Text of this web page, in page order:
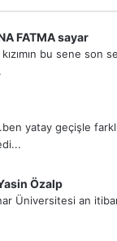
FATMA sayar
bu sene son
yatay geçişle
Özalp
Üniversitesi an